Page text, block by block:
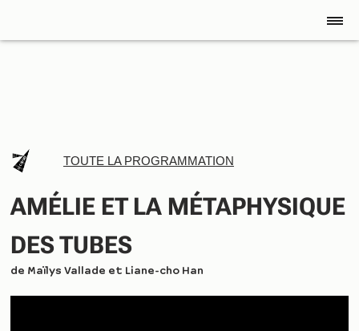
TOUTE LA PROGRAMMATION
AMÉLIE ET LA MÉTAPHYSIQUE
DES TUBES
de Maïlys Vallade et Liane-cho Han